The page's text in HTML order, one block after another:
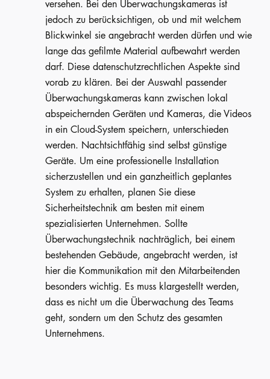
versehen. Bei den Überwachungskameras ist
jedoch zu berücksichtigen, ob und mit welchem
Blickwinkel sie angebracht werden dürfen und wie
lange das gefilmte Material aufbewahrt werden
darf. Diese datenschutzrechtlichen Aspekte sind
vorab zu klären. Bei der Auswahl passender
Überwachungskameras kann zwischen lokal
abspeichernden Geräten und Kameras, die Videos
in ein Cloud-System speichern, unterschieden
werden. Nachtsichtfähig sind selbst günstige
Geräte. Um eine professionelle Installation
sicherzustellen und ein ganzheitlich geplantes
System zu erhalten, planen Sie diese
Sicherheitstechnik am besten mit einem
spezialisierten Unternehmen. Sollte
Überwachungstechnik nachträglich, bei einem
bestehenden Gebäude, angebracht werden, ist
hier die Kommunikation mit den Mitarbeitenden
besonders wichtig. Es muss klargestellt werden,
dass es nicht um die Überwachung des Teams
geht, sondern um den Schutz des gesamten
Unternehmens.